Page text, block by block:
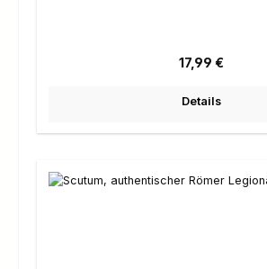
Regulärer Preis:
17,99 €
Details